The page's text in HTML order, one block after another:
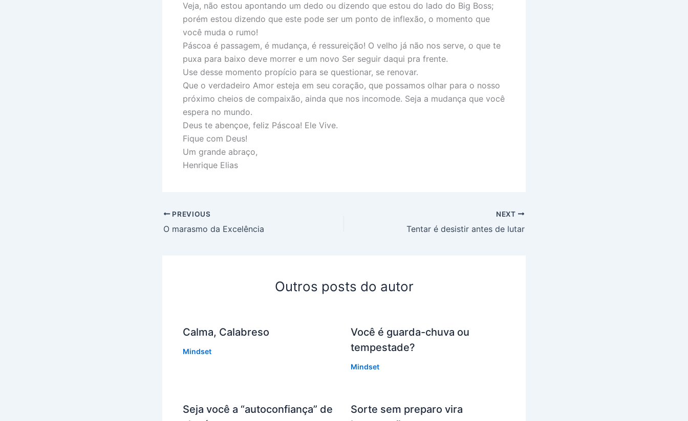
Veja, não estou apontando um dedo ou dizendo que estou do lado do Big Boss;
porém estou dizendo que este pode ser um ponto de inflexão, o momento que
você muda o rumo!
Páscoa é passagem, é mudança, é ressureição! O velho já não nos serve, o que te
puxa para baixo deve morrer e um novo Ser seguir daqui pra frente.
Use desse momento propício para se questionar, se renovar.
Que o verdadeiro Amor esteja em seu coração, que possamos olhar para o nosso
próximo cheios de compaixão, ainda que nos incomode. Seja a mudança que você
espera no mundo.
Deus te abençoe, feliz Páscoa! Ele Vive.
Fique com Deus!
Um grande abraço,
Henrique Elias
PREVIOUS
O marasmo da Excelência
NEXT
Tentar é desistir antes de lutar
Outros posts do autor
Calma, Calabreso
Mindset
Você é guarda-chuva ou
tempestade?
Mindset
Seja você a “autoconfiança” de
Sorte sem preparo vira